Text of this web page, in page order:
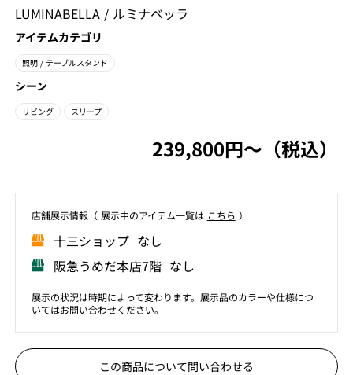
LUMINABELLA / ルミナベッラ
アイテムカテゴリ
照明 / テーブルスタンド
シーン
リビング スリープ
239,800円〜（税込）
店舗展⽰情報（ 展⽰中のアイテム⼀覧は こちら ）
⼗三ショップ なし
阪急うめだ本店7階 なし
展示の状況は時期によって変わります。展示品のカラーや仕様につ
いてはお問い合わせください。
この商品について問い合わせる